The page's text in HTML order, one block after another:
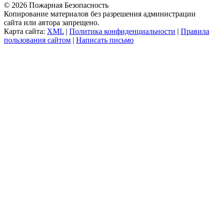
© 2026 Пожарная Безопасность
Копирование материалов без разрешения администрации
сайта или автора запрещено.
Карта сайта: XML | Политика конфиденциальности | Правила
пользования сайтом | Написать письмо